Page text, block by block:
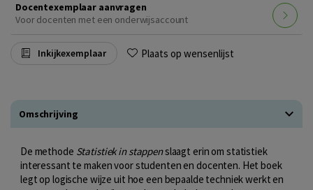
Docentexemplaar aanvragen
Voor docenten met een onderwijsaccount
Inkijkexemplaar Plaats op wensenlijst
Omschrijving
De methode Statistiek in stappenslaagt erin om statistiek
interessant te maken voor studenten en docenten. Het boek
legt op logische wijze uit hoe een bepaalde techniek werkt en